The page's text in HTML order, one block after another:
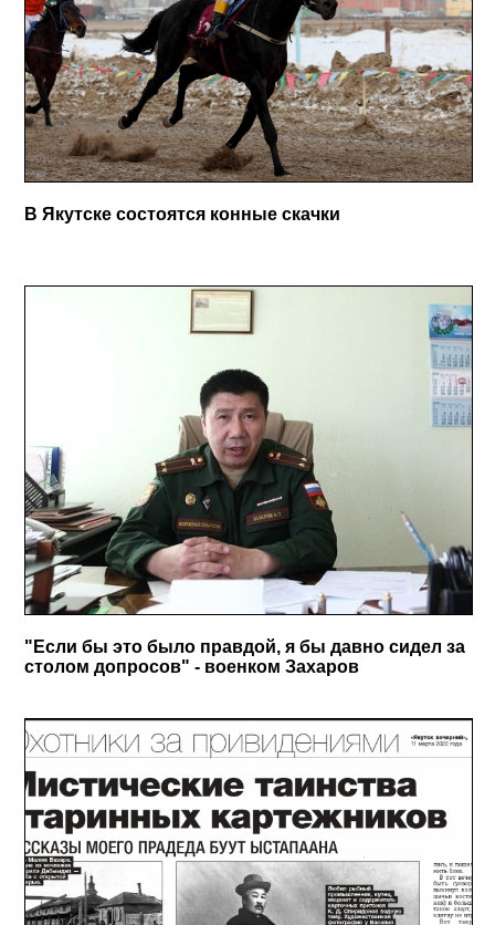
В Якутске состоятся конные скачки
"Если бы это было правдой, я бы давно сидел за
столом допросов" - военком Захаров